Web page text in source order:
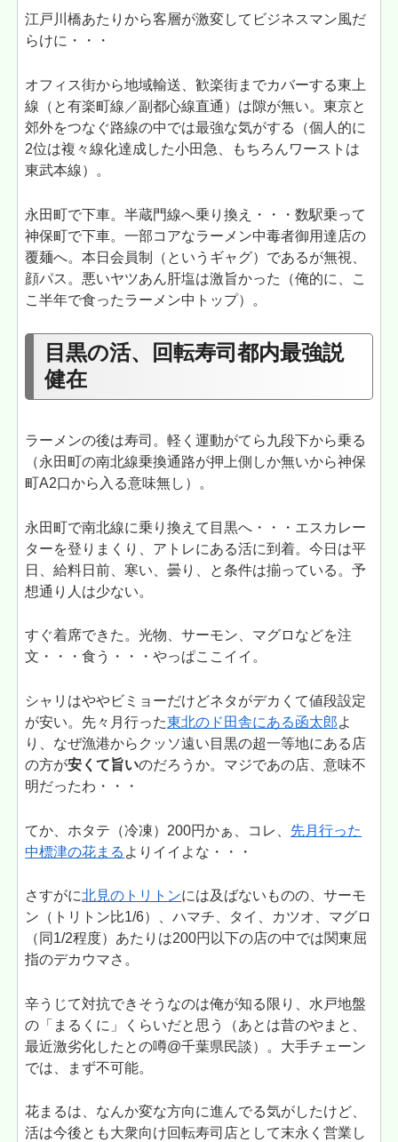
江戸川橋あたりから客層が激変してビジネスマン風だ
らけに・・・
オフィス街から地域輸送、歓楽街までカバーする東上
線（と有楽町線／副都心線直通）は隙が無い。東京と
郊外をつなぐ路線の中では最強な気がする（個人的に
2位は複々線化達成した小田急、もちろんワーストは
東武本線）。
永田町で下車。半蔵門線へ乗り換え・・・数駅乗って
神保町で下車。一部コアなラーメン中毒者御用達店の
覆麺へ。本日会員制（というギャグ）であるが無視、
顔パス。悪いヤツあん肝塩は激旨かった（俺的に、こ
こ半年で食ったラーメン中トップ）。
目黒の活、回転寿司都内最強説
健在
ラーメンの後は寿司。軽く運動がてら九段下から乗る
（永田町の南北線乗換通路が押上側しか無いから神保
町A2口から入る意味無し）。
永田町で南北線に乗り換えて目黒へ・・・エスカレー
ターを登りまくり、アトレにある活に到着。今日は平
日、給料日前、寒い、曇り、と条件は揃っている。予
想通り人は少ない。
すぐ着席できた。光物、サーモン、マグロなどを注
文・・・食う・・・やっぱここイイ。
シャリはややビミョーだけどネタがデカくて値段設定
が安い。先々月行った東北のド田舎にある函太郎よ
り、なぜ漁港からクッソ遠い目黒の超一等地にある店
の方が安くて旨いのだろうか。マジであの店、意味不
明だったわ・・・
てか、ホタテ（冷凍）200円かぁ、コレ、 先月行った
中標津の花まる よりイイよな・・・
さすがに北見のトリトンには及ばないものの、サーモ
ン（トリトン比1/6）、ハマチ、タイ、カツオ、マグロ
（同1/2程度）あたりは200円以下の店の中では関東屈
指のデカウマさ。
辛うじて対抗できそうなのは俺が知る限り、水戸地盤
の「まるくに」くらいだと思う（あとは昔のやまと、
最近激劣化したとの噂@千葉県民談）。大手チェーン
では、まず不可能。
花まるは、なんか変な方向に進んでる気がしたけど、
活は今後とも大衆向け回転寿司店として末永く営業し